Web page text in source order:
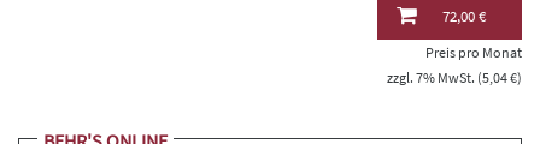
72,00 €
Preis pro Monat
zzgl. 7% MwSt. (5,04 €)